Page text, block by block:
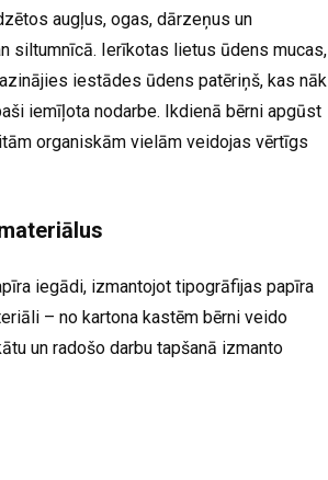
augļus, ogas, dārzeņus un
siltumnīcā. Ierīkotas lietus ūdens mucas,
iestādes ūdens patēriņš, kas nāk
iemīļota nodarbe. Ikdienā bērni apgūst
organiskām vielām veidojas vērtīgs
iegādi, izmantojot tipogrāfijas papīra
– no kartona kastēm bērni veido
un radošo darbu tapšanā izmanto